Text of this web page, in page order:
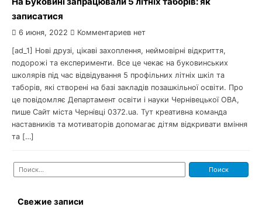
записатися
6 июня, 2022 Комментариев нет
[ad_1] Нові друзі, цікаві захоплення, неймовірні відкриття,
подорожі та експерименти. Все це чекає на буковинських
школярів під час відвідування 5 профільних літніх шкіл та
таборів, які створені на базі закладів позашкільної освіти. Про
це повідомляє Департамент освіти і науки Чернівецької ОВА,
пише Сайт міста Чернівці 0372.ua. Тут креативна команда
наставників та мотиваторів допомагає дітям відкривати вміння
та […]
Найти:
Свежие записи